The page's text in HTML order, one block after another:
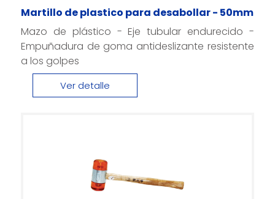
Martillo de plastico para desabollar - 50mm
Mazo de plástico - Eje tubular endurecido -
Empuñadura de goma antideslizante resistente
a los golpes
Ver detalle